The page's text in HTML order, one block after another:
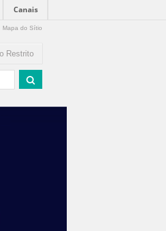
Canais
Mapa do Sítio
Restrito